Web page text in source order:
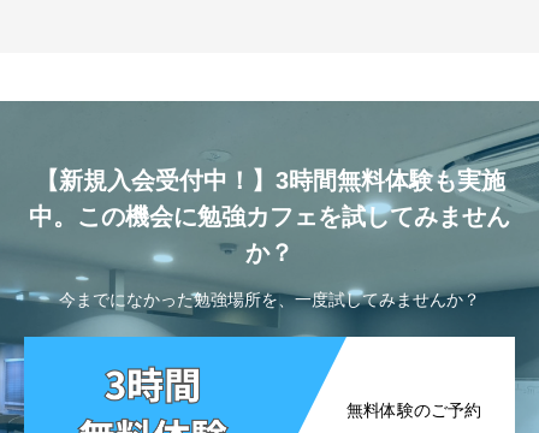
【新規入会受付中！】3時間無料体験も実施
中。この機会に勉強カフェを試してみません
か？
今までになかった勉強場所を、一度試してみませんか？
無料体験のご予約